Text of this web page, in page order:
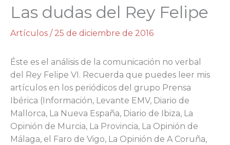
Las dudas del Rey Felipe
Artículos / 25 de diciembre de 2016
Éste es el análisis de la comunicación no verbal
del Rey Felipe VI. Recuerda que puedes leer mis
artículos en los periódicos del grupo Prensa
Ibérica (Información, Levante EMV, Diario de
Mallorca, La Nueva España, Diario de Ibiza, La
Opinión de Murcia, La Provincia, La Opinión de
Málaga, el Faro de Vigo, La Opinión de A Coruña,